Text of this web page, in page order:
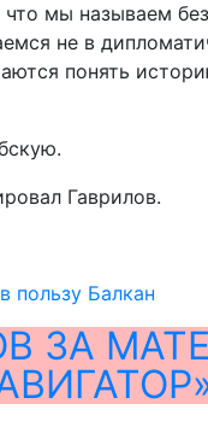
мы называем
не в
понять
Гаврилов.
пользу Балкан
ЗА